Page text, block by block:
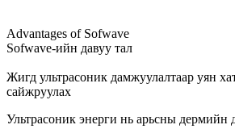
Advantages of Sofwave
Sofwave-ийн давуу тал
Жигд ультрасоник дамжуулалтаар уян
сайжруулах
Ультрасоник энерги нь арьсны дермийн